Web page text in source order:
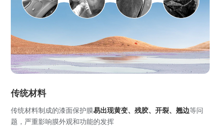
传统材料
传统材料制成的漆面保护膜易出现黄变、残胶、开裂、翘边等问
题，严重影响膜外观和功能的发挥